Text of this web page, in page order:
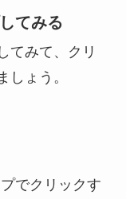
てみる
てみて、クリ
しょう。
でクリックす